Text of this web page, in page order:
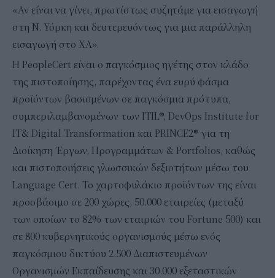
«Αν είναι να γίνει, πρωτίστως συζητάμε για εισαγωγή
στη Ν. Υόρκη και δευτερευόντως για μια παράλληλη
εισαγωγή στο ΧΑ».
Η PeopleCert είναι ο παγκόσμιος ηγέτης στον κλάδο
της πιστοποίησης, παρέχοντας ένα ευρύ φάσμα
προϊόντων βασισμένων σε παγκόσμια πρότυπα,
συμπεριλαμβανομένων των ITIL®, DevOps Institute for
IT& Digital Transformation και PRINCE2® για τη
Διοίκηση Έργων, Προγραμμάτων & Portfolios, καθώς
και πιστοποιήσεις γλωσσικών δεξιοτήτων μέσω του
Language Cert. Το χαρτοφυλάκιο προϊόντων της είναι
προσβάσιμο σε 200 χώρες, 50.000 εταιρείες (μεταξύ
των οποίων το 82% των εταιριών του Fortune 500) και
σε 800 κυβερνητικούς οργανισμούς μέσω ενός
παγκόσμιου δικτύου 2.500 Διαπιστευμένων
Οργανισμών Εκπαίδευσης και 30.000 εξεταστικών